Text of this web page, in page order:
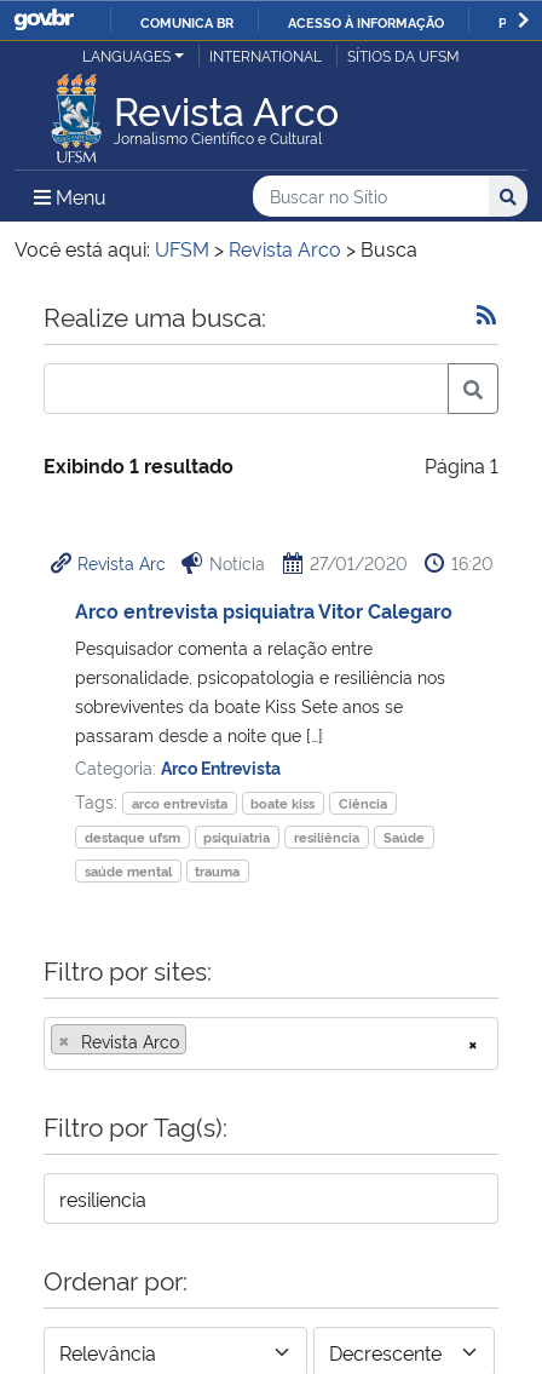
IR
O
COMUNICA BR ACESSO À INFORMAÇÃO
Ministério da Justiça e Segurança Pública
Ministério da Defesa
Ministério das Relações Exteriores
Ministério da Economia
Ministério da Infraestrutura
Ministério da Cidadania
Ministério de Minas e Energia
Ministério do Meio Ambiente
Ministério do Turismo
Ministério da Mulher, da Família e dos Direitos Humanos
Secretaria-Geral
Secretaria de Governo
Gabinete de Segurança Institucional
Advocacia-Geral da União
LANGUAGES INTERNATIONAL SÍTIOS DA UFSM
Revista Arco
Jornalismo Científico e Cultural
Menu Menu Principal do Sítio
Busca
Buscar no no Sítio
Busca:
Você está aqui: UFSM > Revista Arco > Busca
Início do conteúdo
Realize uma busca:
Exibindo 1 resultado Página 1
Revista Arc Notícia 27/01/2020 16:20
Arco entrevista psiquiatra Vitor Calegaro
Pesquisador comenta a relação entre
personalidade, psicopatologia e resiliência nos
sobreviventes da boate Kiss Sete anos se
passaram desde a noite que […]
Categoria: Arco Entrevista
Tags:
arco entrevista boate kiss
Ciência
destaque ufsm
psiquiatria resiliência
Saúde
saúde mental
trauma
Filtro por sites:
×
× Revista Arco
Filtro por Tag(s):
Ordenar por: